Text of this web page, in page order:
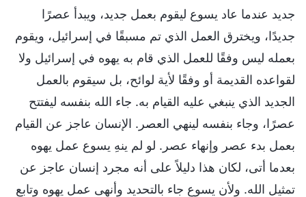
جديد عندما عاد يسوع ليقوم بعمل جديد، ويبدأ عصرًا
جديدًا، ويخترق العمل الذي تم مسبقًا في إسرائيل، ويقوم
بعمله ليس وفقًا للعمل الذي قام به يهوه في إسرائيل ولا
لقواعده القديمة أو وفقًا لأية لوائح، بل سيقوم بالعمل
الجديد الذي ينبغي عليه القيام به. جاء الله بنفسه ليفتتح
عصرًا، وجاء بنفسه لينهي العصر. الإنسان عاجز عن القيام
بعمل بدء عصر وإنهاء عصر. لو لم ينهِ يسوع عمل يهوه
بعدما أتى، لكان هذا دليلاً على أنه مجرد إنسان عاجز عن
تمثيل الله. ولأن يسوع جاء بالتحديد وأنهى عمل يهوه وتابع